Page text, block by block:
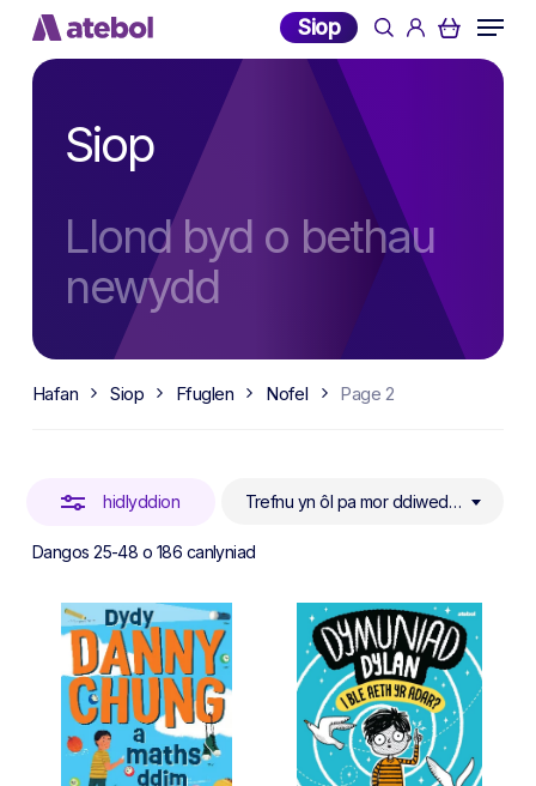
Skip
main
Siop searchaccount
Menu
Siop
Llond byd o bethau
newydd
Hafan Siop Ffuglen Nofel Page 2
hidlyddion
Dangos 25-48 o 186 canlyniadSorted
Trefnu yn ôl pa mor ddiweddar yw’r cynnyrch
Close
Filters